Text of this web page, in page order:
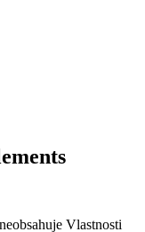
Vlastnosti